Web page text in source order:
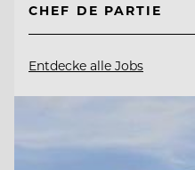
CHEF DE PARTIE
Entdecke alle Jobs